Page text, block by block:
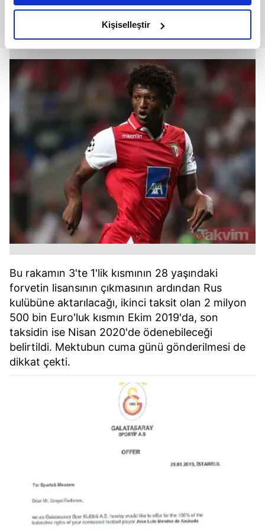
amacımızın size daha iyi bir reklam deneyimi sunmak
olduğunu ve sizlere en iyi içerikleri sunabilmek adına
elimizden gelen çabayı gösterdiğimizi ve bu noktada,
reklamların maliyetlerimizi karşılamak noktasında tek gelir
kalemimiz olduğunu sizlere hatırlatmak isteriz.
Her halükârda, kullanıcılar, bu çerezlere izin vermedikleri
takdirde, kullanıcılara hedefli reklamlar
gösterilmeyecektir."
Sizlere daha iyi bir hizmet sunabilmek için İnternet
Sitemizde kendimize ve üçüncü kişilere ait çerezler
kullanılmaktadır. Bu çerezler vasıtasıyla çeşitli kişisel
verileriniz işlenmekte olup gerekli olan çerezler bilgi
toplumu hizmetlerinin sunulması amacıyla
kullanılmaktadır. Diğer çerezler, sitemizin daha işlevsel
kılınması ve kişiselleştirilmesi ve sizlere yönelik
Çerezlere ilişkin tercihlerinizi aşağıda yer alan panel
vasıtasıyla belirleyebilirsiniz. Çerezlere ilişkin detaylı bilgi
için Ayarlar butonuna tıklayabilir,Çerez Bilgilendirme
Metnimiziziyaret edebilirsiniz.
6698 sayılı Kişisel Verilerin Korunması Kanunu uyarınca
hazırlanmış Aydınlatma Metnimizi okumak ve sitemizde
ilgili mevzuata uygun olarak kullanılan çerezlerle ilgili bilgi
tıklayınız .
Kişiselleştir
Bu rakamın 3'te 1'lik kısmının 28 yaşındaki
forvetin lisansının çıkmasının ardından Rus
kulübüne aktarılacağı, ikinci taksit olan 2 milyon
500 bin Euro'luk kısmın Ekim 2019'da, son
taksidin ise Nisan 2020'de ödenebileceği
belirtildi. Mektubun cuma günü gönderilmesi de
dikkat çekti.